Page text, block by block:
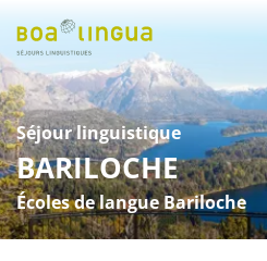
Séjour linguistique
BARILOCHE
Écoles de langue Bariloche